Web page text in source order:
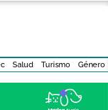
Salud Turismo Género